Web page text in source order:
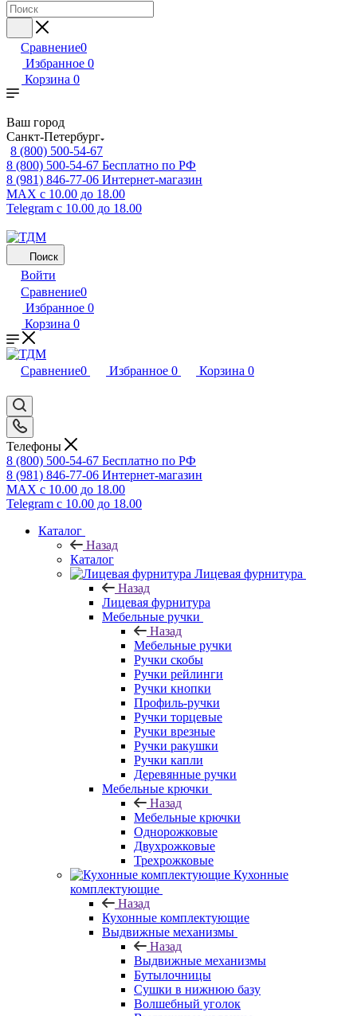
Сравнение0
Избранное 0
Корзина 0
Ваш город
Санкт-Петербург
8 (800) 500-54-67
8 (800) 500-54-67 Бесплатно по РФ
8 (981) 846-77-06 Интернет-магазин
MAX с 10.00 до 18.00
Telegram с 10.00 до 18.00
Поиск
Войти
Сравнение0
Избранное 0
Корзина 0
Сравнение0 Избранное 0 Корзина 0
Телефоны
8 (800) 500-54-67 Бесплатно по РФ
8 (981) 846-77-06 Интернет-магазин
MAX с 10.00 до 18.00
Telegram с 10.00 до 18.00
Каталог
Назад
Каталог
Лицевая фурнитура
Назад
Лицевая фурнитура
Мебельные ручки
Назад
Мебельные ручки
Ручки скобы
Ручки рейлинги
Ручки кнопки
Профиль-ручки
Ручки торцевые
Ручки врезные
Ручки ракушки
Ручки капли
Деревянные ручки
Мебельные крючки
Назад
Мебельные крючки
Однорожковые
Двухрожковые
Трехрожковые
Кухонные
комплектующие
Назад
Кухонные комплектующие
Выдвижные механизмы
Назад
Выдвижные механизмы
Бутылочницы
Сушки в нижнюю базу
Волшебный уголок